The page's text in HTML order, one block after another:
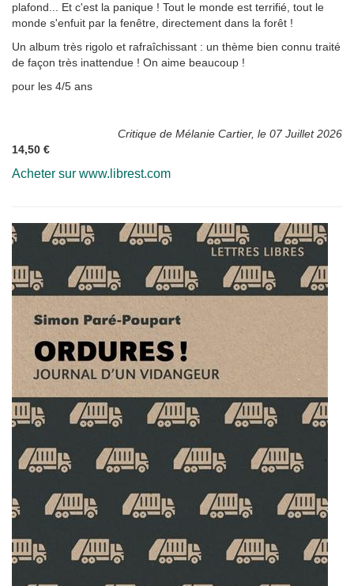
plafond... Et c'est la panique ! Tout le monde est terrifié, tout le
monde s'enfuit par la fenêtre, directement dans la forêt !
Un album très rigolo et rafraîchissant : un thème bien connu traité
de façon très inattendue ! On aime beaucoup !
pour les 4/5 ans
Critique de Mélanie Cartier, le 07 Juillet 2026
14,50 €
Acheter sur www.librest.com